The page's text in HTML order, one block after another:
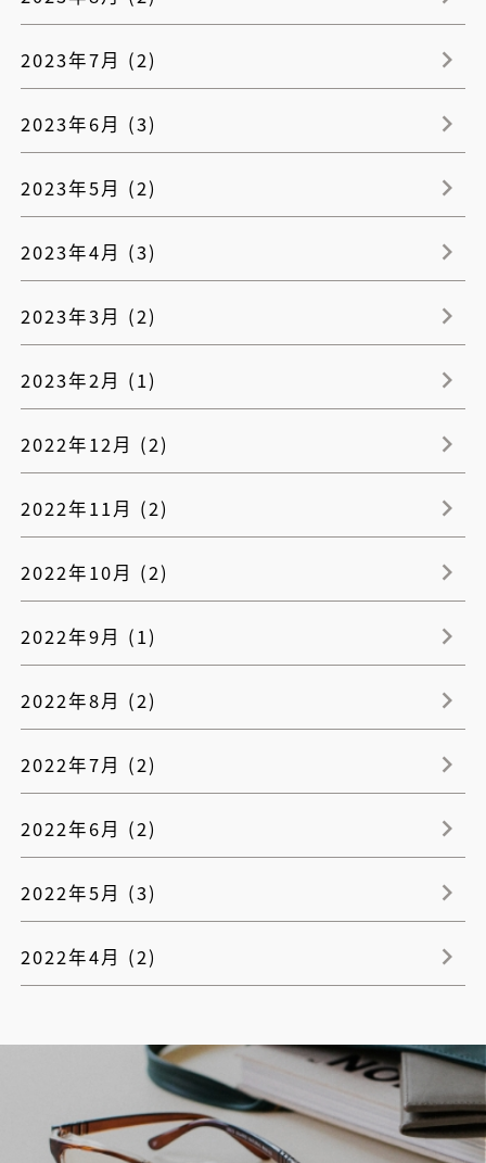
2023年7月 (2)
2023年6月 (3)
2023年5月 (2)
2023年4月 (3)
2023年3月 (2)
2023年2月 (1)
2022年12月 (2)
2022年11月 (2)
2022年10月 (2)
2022年9月 (1)
2022年8月 (2)
2022年7月 (2)
2022年6月 (2)
2022年5月 (3)
2022年4月 (2)